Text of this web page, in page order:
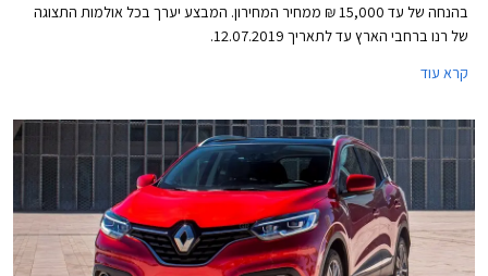
בהנחה של עד 15,000 ₪ ממחיר המחירון. המבצע יערך בכל אולמות התצוגה
של רנו ברחבי הארץ עד לתאריך 12.07.2019.
קרא עוד